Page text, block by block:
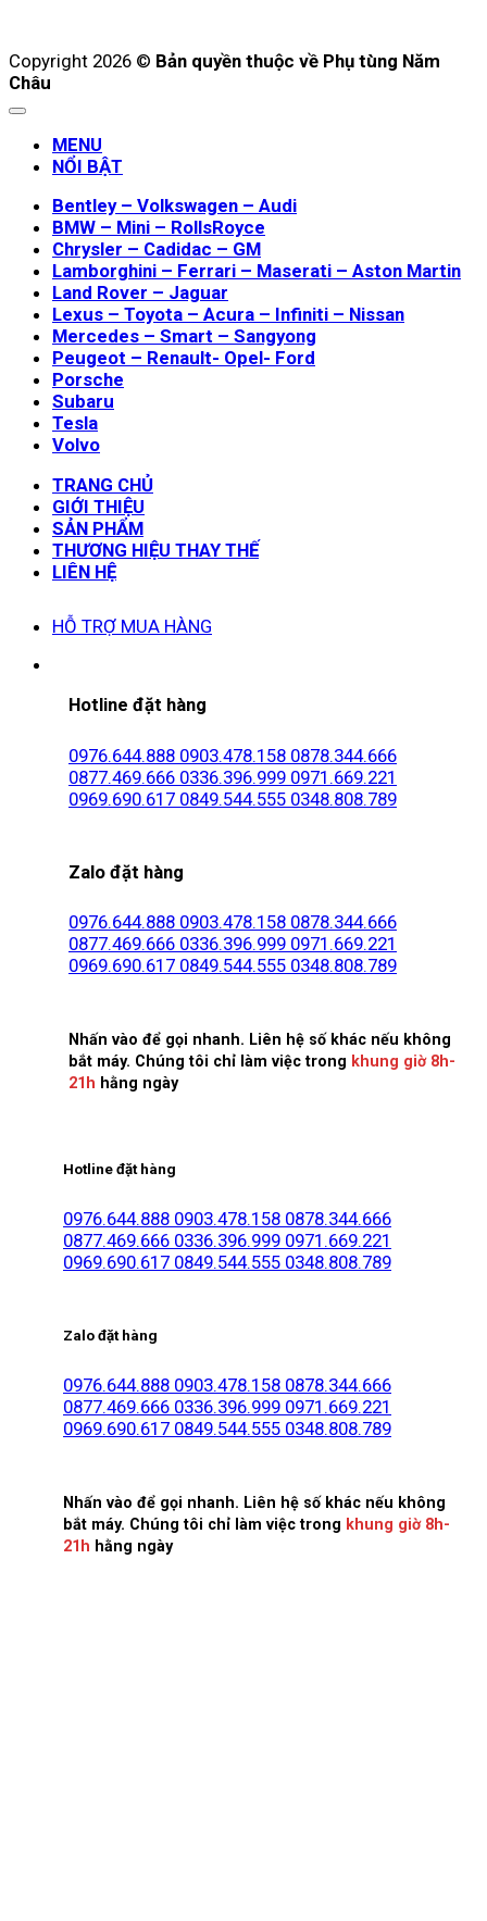
Copyright 2026 © Bản quyền thuộc về Phụ tùng Năm
Châu
MENU
NỔI BẬT
Bentley – Volkswagen – Audi
BMW – Mini – RollsRoyce
Chrysler – Cadidac – GM
Lamborghini – Ferrari – Maserati – Aston Martin
Land Rover – Jaguar
Lexus – Toyota – Acura – Infiniti – Nissan
Mercedes – Smart – Sangyong
Peugeot – Renault- Opel- Ford
Porsche
Subaru
Tesla
Volvo
TRANG CHỦ
GIỚI THIỆU
SẢN PHẨM
THƯƠNG HIỆU THAY THẾ
LIÊN HỆ
HỖ TRỢ MUA HÀNG
Hotline đặt hàng
0976.644.888 0903.478.158 0878.344.666
0877.469.666 0336.396.999 0971.669.221
0969.690.617 0849.544.555 0348.808.789
Zalo đặt hàng
0976.644.888 0903.478.158 0878.344.666
0877.469.666 0336.396.999 0971.669.221
0969.690.617 0849.544.555 0348.808.789
Nhấn vào để gọi nhanh. Liên hệ số khác nếu không
bắt máy. Chúng tôi chỉ làm việc trong khung giờ 8h-
21h hằng ngày
Hotline đặt hàng
0976.644.888 0903.478.158 0878.344.666
0877.469.666 0336.396.999 0971.669.221
0969.690.617 0849.544.555 0348.808.789
Zalo đặt hàng
0976.644.888 0903.478.158 0878.344.666
0877.469.666 0336.396.999 0971.669.221
0969.690.617 0849.544.555 0348.808.789
Nhấn vào để gọi nhanh. Liên hệ số khác nếu không
bắt máy. Chúng tôi chỉ làm việc trong khung giờ 8h-
21h hằng ngày